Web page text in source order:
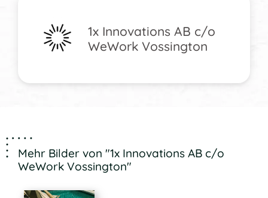
1x Innovations AB c/o
WeWork Vossington
Mehr Bilder von "1x Innovations AB c/o
WeWork Vossington"